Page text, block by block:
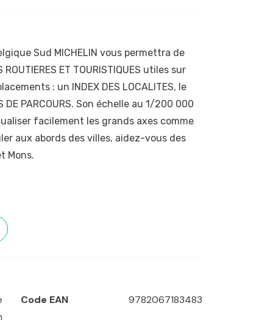
Sud MICHELIN vous permettra de
ET TOURISTIQUES utiles sur
: un INDEX DES LOCALITES, le
DE PARCOURS. Son échelle au 1/200 000
facilement les grands axes comme
aux abords des villes, aidez-vous des
Mons.
Code EAN 9782067183483